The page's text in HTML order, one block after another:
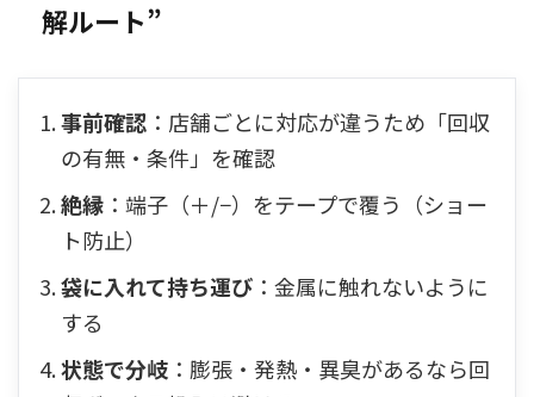
解ルート”
事前確認 ：店舗ごとに対応が違うため「回収
の有無・条件」を確認
絶縁 ：端子（＋/−）をテープで覆う（ショー
ト防止）
袋に入れて持ち運び ：金属に触れないように
する
状態で分岐 ：膨張・発熱・異臭があるなら回